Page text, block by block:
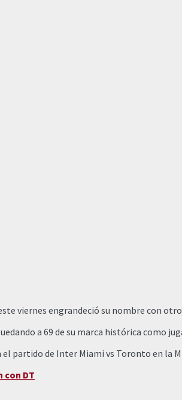
viernes engrandeció su nombre con
a 69 de su marca histórica como
el partido de Inter Miami vs Toronto en la
DT